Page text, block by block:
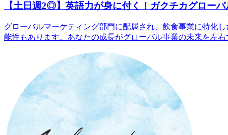
【土日週2◎】英語力が身に付く！ガクチカグローバ
グローバルマーケティング部門に配属され、飲食事業に特化
能性もあります。あなたの成長がグローバル事業の未来を左右